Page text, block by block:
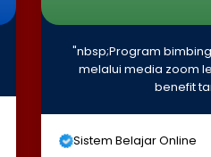
"nbsp;Program
melalui media zoom
benefit
Sistem Belajar Online